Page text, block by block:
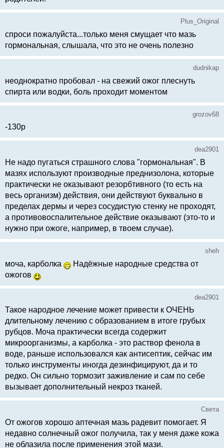
Plus_Original
спроси пожалуйста...только меня смущает что мазь
гормональная, слышала, что это не очень полезно
dudnikap
неоднократно пробовал - на свежий ожог плеснуть
спирта или водки, боль проходит моментом
grozov68
-130р
dea2901
Не надо пугаться страшного слова "гормональная". В
мазях используют производные преднизолона, которые
практически не оказывают резорбтивного (то есть на
весь организм) действия, они действуют буквально в
пределах дермы и через сосудистую стенку не проходят,
а противовоспалительное действие оказывают (это-то и
нужно при ожоге, например, в твоем случае).
sheh
моча, карболка
Надёжные народные средства от
ожогов
dea2901
Такое народное лечение может привести к ОЧЕНЬ
длительному лечению с образованием в итоге грубых
рубцов. Моча практически всегда содержит
микроорганизмы, а карболка - это раствор фенола в
воде, раньше использовался как антисептик, сейчас им
только инструменты иногда дезинфицируют, да и то
редко. Он сильно тормозит заживление и сам по себе
вызывает дополнительный некроз тканей.
Света
От ожогов хорошо аптечная мазь радевит помогает. Я
недавно солнечный ожог получила, так у меня даже кожа
не облазила после применения этой мази.